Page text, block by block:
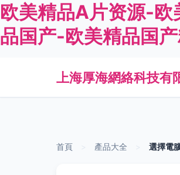
欧美精品A片资源-
品国产-欧美精品国
上海厚海網絡科技有
首頁 產品大全 選擇電